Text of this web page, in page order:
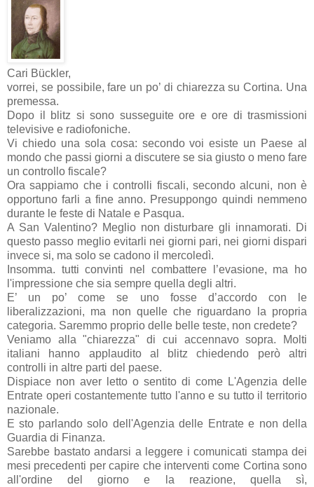
Cari Bückler,
vorrei, se possibile, fare un po’ di chiarezza su Cortina. Una
premessa.
Dopo il blitz si sono susseguite ore e ore di trasmissioni
televisive e radiofoniche.
Vi chiedo una sola cosa: secondo voi esiste un Paese al
mondo che passi giorni a discutere se sia giusto o meno fare
un controllo fiscale?
Ora sappiamo che i controlli fiscali, secondo alcuni, non è
opportuno farli a fine anno. Presuppongo quindi nemmeno
durante le feste di Natale e Pasqua.
A San Valentino? Meglio non disturbare gli innamorati. Di
questo passo meglio evitarli nei giorni pari, nei giorni dispari
invece si, ma solo se cadono il mercoledì.
Insomma. tutti convinti nel combattere l’evasione, ma ho
l'impressione che sia sempre quella degli altri.
E’ un po’ come se uno fosse d’accordo con le
liberalizzazioni, ma non quelle che riguardano la propria
categoria. Saremmo proprio delle belle teste, non credete?
Veniamo alla "chiarezza" di cui accennavo sopra. Molti
italiani hanno applaudito al blitz chiedendo però altri
controlli in altre parti del paese.
Dispiace non aver letto o sentito di come L'Agenzia delle
Entrate operi costantemente tutto l'anno e su tutto il territorio
nazionale.
E sto parlando solo dell'Agenzia delle Entrate e non della
Guardia di Finanza.
Sarebbe bastato andarsi a leggere i comunicati stampa dei
mesi precedenti per capire che interventi come Cortina sono
all'ordine del giorno e la reazione, quella sì,